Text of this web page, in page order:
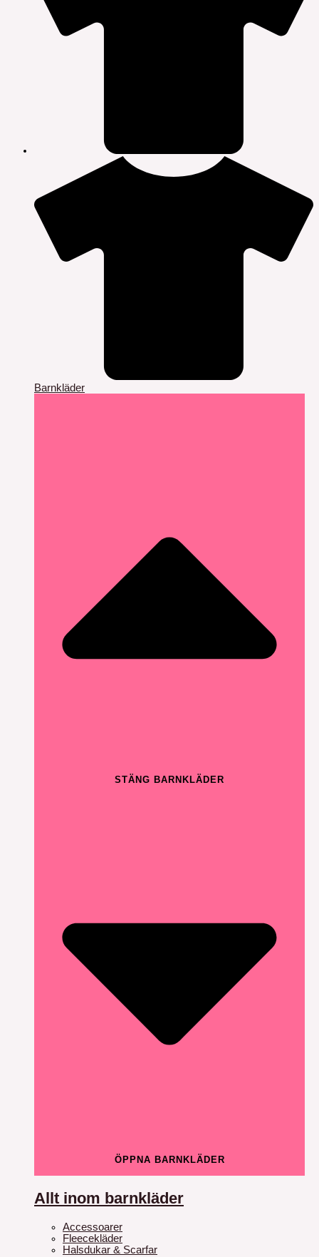
Barnkläder
STÄNG BARNKLÄDER
ÖPPNA BARNKLÄDER
Allt inom barnkläder
Accessoarer
Fleecekläder
Halsdukar & Scarfar